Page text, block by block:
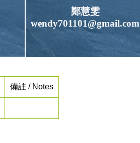
鄭慧雯
wendy701101@gmail.com
備註 / Notes